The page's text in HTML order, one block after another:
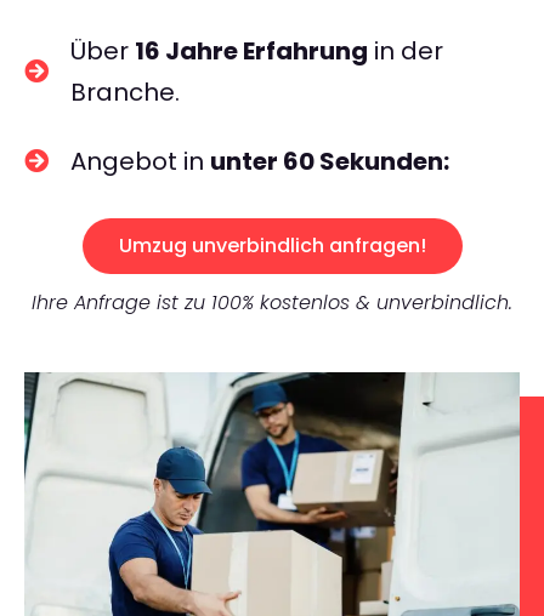
Über 16 Jahre Erfahrung in der
Branche.
Angebot in unter 60 Sekunden:
Umzug unverbindlich anfragen!
Ihre Anfrage ist zu 100% kostenlos & unverbindlich.